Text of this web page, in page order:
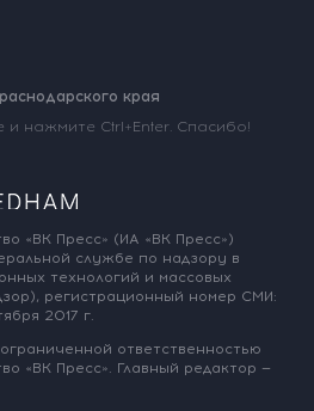
края
нажмите Ctrl+Enter. Спасибо!
«ВК Пресс» (ИА «ВК Пресс»)
службе по надзору в
технологий и массовых
регистрационный номер СМИ:
2017 г.
ответственностью
«ВК Пресс». Главный редактор —